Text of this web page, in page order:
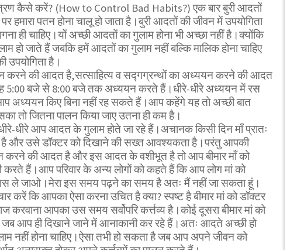
कैसे करें? (How to Control Bad Habits?) एक बार बुरी आदतों
हमारा पतन होना चालू हो जाता है।बुरी आदतों की जीवन में उपयोगिता
ही चाहिए।यों अच्छी आदतों का गुलाम होना भी अच्छा नहीं है।क्योंकि
हो जाते हैं जबकि हमें आदतों का गुलाम नहीं बल्कि मालिक होना चाहिए
उपयोगिता है।
की आदत है,सत्साहित्य व सद्गग्रन्थों का अध्ययन करने की आदत
5:00 बजे से 8:00 बजे तक अध्ययन करते हैं।धीरे-धीरे अध्ययन में रस
अध्ययन किए बिना नहीं रह सकते हैं।आप कहेंगे यह तो अच्छी बात
तो जितना पालन किया जाए उतना ही कम है।
धीरे आप आदत के गुलाम होते जा रहे हैं।अचानक किसी दिन माँ प्रातः
है और उसे डॉक्टर को दिखाने की सख्त आवश्यकता है।परंतु आपकी
करने की आदत है और इस आदत के वशीभूत है तो आप बीमार माँ को
करते हैं।आप परिवार के अन्य लोगों को कहते हैं कि आप लोग मां को
ले जाओ।मेरा इस समय पढ़ने का समय है अतः मैं नहीं जा सकता हूं।
करें कि आपका ऐसा करना उचित है क्या? स्पष्ट है बीमार मां को डॉक्टर
करवाना आपका उस समय सर्वोपरि कर्त्तव्य है।कोई दूसरा बीमार मां को
जब आप ही दिखाने जाने में आनाकानी कर रहे हैं।अतः आदते अच्छी हो
नहीं होना चाहिए।ऐसा तभी हो सकता है जब आप अपने जीवन को